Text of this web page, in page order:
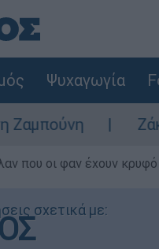
Ψυχαγωγία
Ζάκυνθος: Τι
που οι φαν έχουν
σχετικά με: